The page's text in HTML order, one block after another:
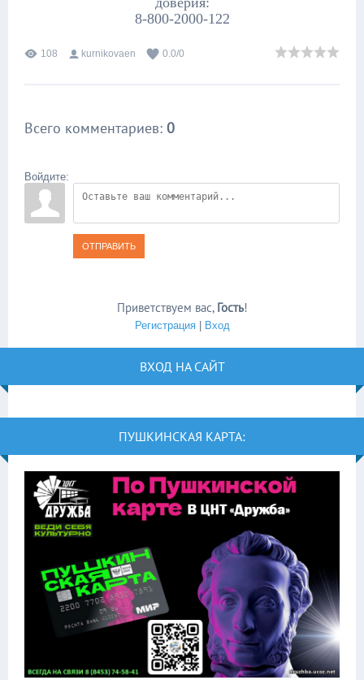
8-800-2000-122
108 kurnikovaen 0.0/0
Всего комментариев: 0
Войдите:
ОТПРАВИТЬ
Приветствуем вас, Гость!
Регистрация| Вход
ВХОД НА САЙТ
ПУШКИНСКАЯ КАРТА: